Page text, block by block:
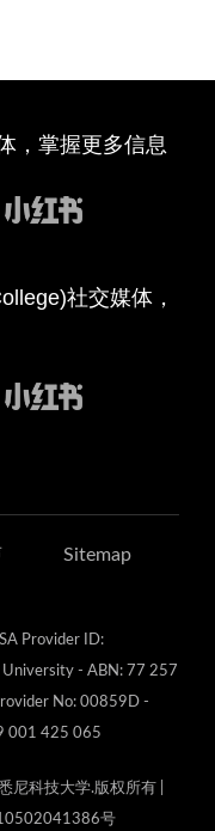
，掌握更多信息
社交媒体，
Sitemap
Provider ID:
University - ABN: 77 257
No: 00859D -
001 425 065
尼科技大学.版权所有
号